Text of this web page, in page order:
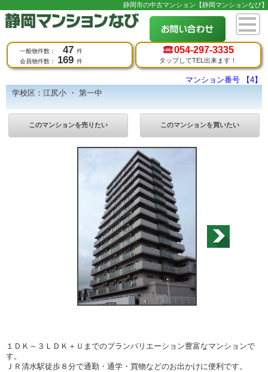
静岡市の中古マンション【静岡マンションなび】
一般物件数： 47 件
会員物件数：
169 件
054-297-3335
タップしてTEL出来ます！
マンション番号 【4】
学校区：江尻小 ・ 第一中
このマンションを売りたい このマンションを買いたい
１ＤＫ～３ＬＤＫ＋Ｕまでのプランバリエーション豊富なマンションで
す。
ＪＲ清水駅徒歩８分で通勤・通学・買物などのお出かけに便利です。